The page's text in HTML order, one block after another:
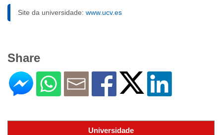
Site da universidade: www.ucv.es
Share
Universidade